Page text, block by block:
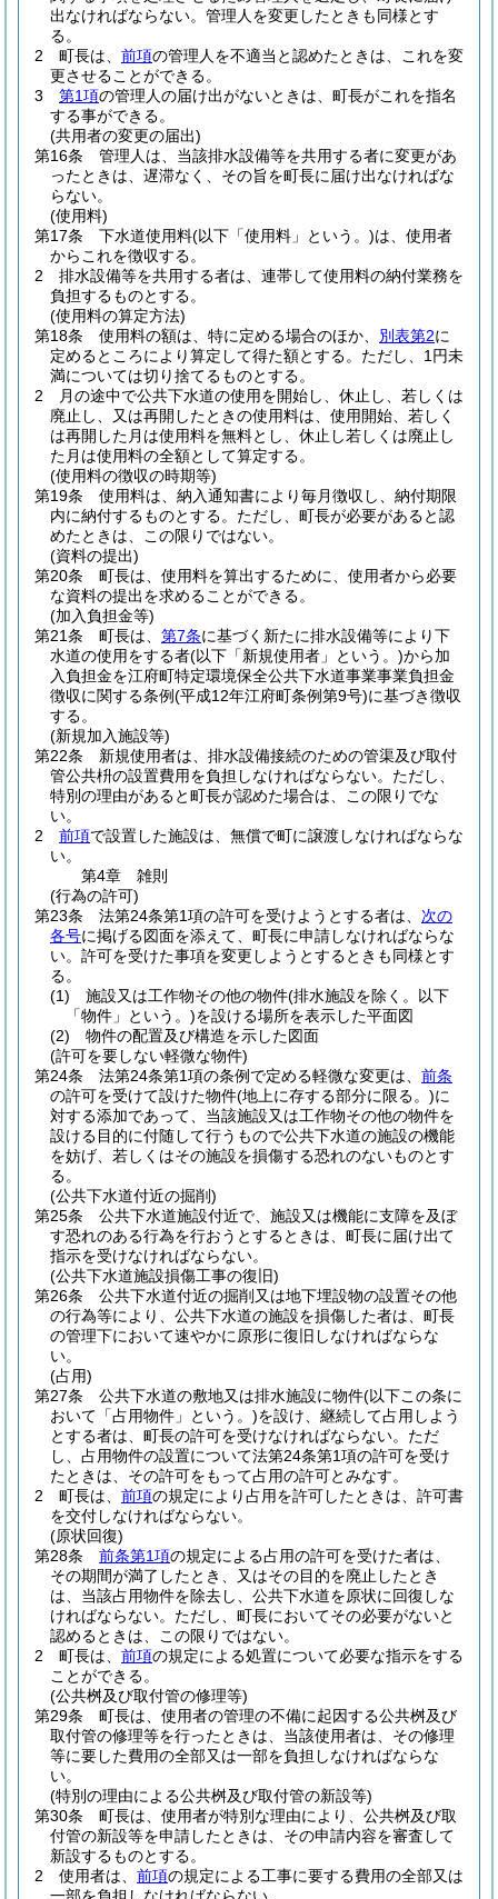
出なければならない。 管理人を変更したときも同様とす
る。
2
町長は、 前項の管理人を不適当と認めたときは、これを変
更させることができる。
3
第1項の管理人の届け出がないときは、町長がこれを指名
する事ができる。
(共用者の変更の届出)
第16条
管理人は、当該排水設備等を共用する者に変更があ
ったときは、遅滞なく、その旨を町長に届け出なければな
らない。
(使用料)
第17条
下水道使用料(以下「使用料」という。)は、使用者
からこれを徴収する。
2
排水設備等を共用する者は、連帯して使用料の納付業務を
負担するものとする。
(使用料の算定方法)
第18条
使用料の額は、特に定める場合のほか、 別表第2に
定めるところにより算定して得た額とする。 ただし、1円未
満については切り捨てるものとする。
2
月の途中で公共下水道の使用を開始し、休止し、若しくは
廃止し、又は再開したときの使用料は、使用開始、若しく
は再開した月は使用料を無料とし、休止し若しくは廃止し
た月は使用料の全額として算定する。
(使用料の徴収の時期等)
第19条
使用料は、納入通知書により毎月徴収し、納付期限
内に納付するものとする。 ただし、町長が必要があると認
めたときは、この限りではない。
(資料の提出)
第20条
町長は、使用料を算出するために、使用者から必要
な資料の提出を求めることができる。
(加入負担金等)
第21条
町長は、 第7条に基づく新たに排水設備等により下
水道の使用をする者(以下「新規使用者」という。)から加
入負担金を江府町特定環境保全公共下水道事業事業負担金
徴収に関する条例(平成12年江府町条例第9号)に基づき徴収
する。
(新規加入施設等)
第22条
新規使用者は、排水設備接続のための管渠及び取付
管公共枡の設置費用を負担しなければならない。 ただし、
特別の理由があると町長が認めた場合は、この限りでな
い。
2
前項で設置した施設は、無償で町に譲渡しなければならな
い。
第4章
雑則
(行為の許可)
第23条
法第24条第1項の許可を受けようとする者は、 次の
各号に掲げる図面を添えて、町長に申請しなければならな
い。 許可を受けた事項を変更しようとするときも同様とす
る。
(1)
施設又は工作物その他の物件(排水施設を除く。以下
「物件」という。)を設ける場所を表示した平面図
(2)
物件の配置及び構造を示した図面
(許可を要しない軽微な物件)
第24条
法第24条第1項の条例で定める軽微な変更は、 前条
の許可を受けて設けた物件(地上に存する部分に限る。)に
対する添加であって、当該施設又は工作物その他の物件を
設ける目的に付随して行うもので公共下水道の施設の機能
を妨げ、若しくはその施設を損傷する恐れのないものとす
る。
(公共下水道付近の掘削)
第25条
公共下水道施設付近で、施設又は機能に支障を及ぼ
す恐れのある行為を行おうとするときは、町長に届け出て
指示を受けなければならない。
(公共下水道施設損傷工事の復旧)
第26条
公共下水道付近の掘削又は地下埋設物の設置その他
の行為等により、公共下水道の施設を損傷した者は、町長
の管理下において速やかに原形に復旧しなければならな
い。
(占用)
第27条
公共下水道の敷地又は排水施設に物件(以下この条に
おいて「占用物件」という。)を設け、継続して占用しよう
とする者は、町長の許可を受けなければならない。 ただ
し、占用物件の設置について法第24条第1項の許可を受け
たときは、その許可をもって占用の許可とみなす。
2
町長は、 前項の規定により占用を許可したときは、許可書
を交付しなければならない。
(原状回復)
第28条
前条第1項の規定による占用の許可を受けた者は、
その期間が満了したとき、又はその目的を廃止したとき
は、当該占用物件を除去し、公共下水道を原状に回復しな
ければならない。 ただし、町長においてその必要がないと
認めるときは、この限りではない。
2
町長は、 前項の規定による処置について必要な指示をする
ことができる。
(公共桝及び取付管の修理等)
第29条
町長は、使用者の管理の不備に起因する公共桝及び
取付管の修理等を行ったときは、当該使用者は、その修理
等に要した費用の全部又は一部を負担しなければならな
い。
(特別の理由による公共桝及び取付管の新設等)
第30条
町長は、使用者が特別な理由により、公共桝及び取
付管の新設等を申請したときは、その申請内容を審査して
新設するものとする。
2
使用者は、 前項の規定による工事に要する費用の全部又は